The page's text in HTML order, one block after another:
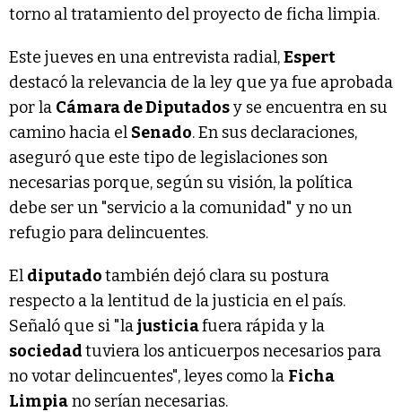
torno al tratamiento del proyecto de ficha limpia.
Este jueves en una entrevista radial,Espert
destacó la relevancia de la ley que ya fue aprobada
por la Cámara de Diputadosy se encuentra en su
camino hacia el Senado. En sus declaraciones,
aseguró que este tipo de legislaciones son
necesarias porque, según su visión, la política
debe ser un "servicio a la comunidad" y no un
refugio para delincuentes.
El diputadotambién dejó clara su postura
respecto a la lentitud de la justicia en el país.
Señaló que si "lajusticiafuera rápida y la
sociedadtuviera los anticuerpos necesarios para
no votar delincuentes", leyes como la Ficha
Limpiano serían necesarias.